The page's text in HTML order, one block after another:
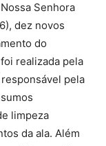
Senhora
dez novos
do
realizada pela
pela
limpeza
da ala. Além